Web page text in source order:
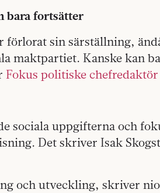
bara fortsätter
förlorat sin särställning,
maktpartiet. Kanske kan
Fokus politiske chefredaktör
sociala uppgifterna och
Det skriver Isak
och utveckling, skriver